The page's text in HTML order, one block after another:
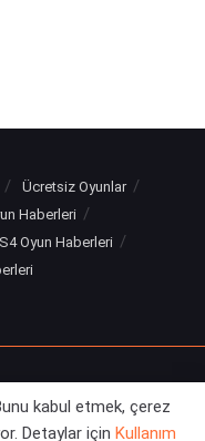
Ücretsiz Oyunlar
Haberleri
Oyun Haberleri
kabul etmek, çerez
Detaylar için Kullanım